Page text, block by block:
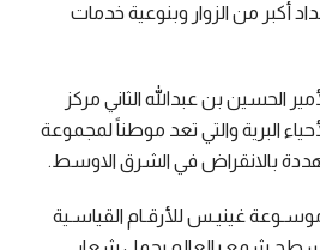
أكبر من الزوار وبنوعية خدمات
الحسين بن عبدالله الثاني مركز
البرية والتي تعد موطناً لمجموعة
بالانقراض في الشرق الاوسط.
غينيـس للأرقـام القياسـية